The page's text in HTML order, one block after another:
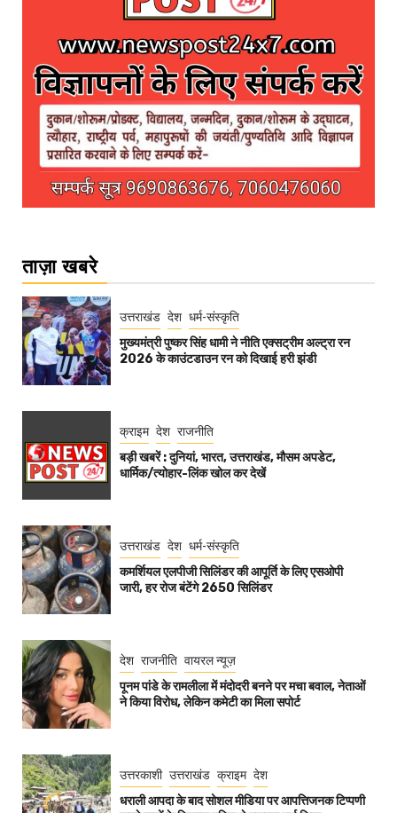
ताज़ा खबरे
उत्तराखंड देश धर्म-संस्कृति
मुख्यमंत्री पुष्कर सिंह धामी ने नीति एक्सट्रीम अल्ट्रा रन
2026 के काउंटडाउन रन को दिखाई हरी झंडी
क्राइम देश राजनीति
बड़ी खबरें : दुनियां, भारत, उत्तराखंड, मौसम अपडेट,
धार्मिक/त्योहार-लिंक खोल कर देखें
उत्तराखंड देश धर्म-संस्कृति
कमर्शियल एलपीजी सिलिंडर की आपूर्ति के लिए एसओपी
जारी, हर रोज बंटेंगे 2650 सिलिंडर
देश राजनीति वायरल न्यूज़
पूनम पांडे के रामलीला में मंदोदरी बनने पर मचा बवाल, नेताओं
ने किया विरोध, लेकिन कमेटी का मिला सपोर्ट
उत्तरकाशी उत्तराखंड क्राइम देश
धराली आपदा के बाद सोशल मीडिया पर आपत्तिजनक टिप्पणी